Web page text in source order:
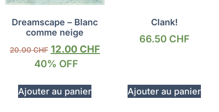
Dreamscape – Blanc
comme neige
20.00CHF 12.00 CHF
40% OFF
Ajouter au panier
Clank!
66.50 CHF
Ajouter au panier